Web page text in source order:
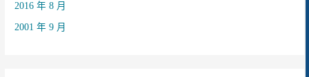
2016 年 8 月
2001 年 9 月